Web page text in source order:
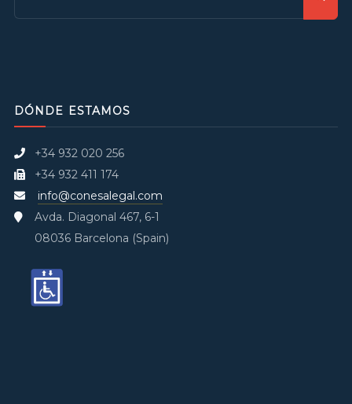
DÓNDE ESTAMOS
+34 932 020 256
+34 932 411 174
info@conesalegal.com
Avda. Diagonal 467, 6-1
08036 Barcelona (Spain)